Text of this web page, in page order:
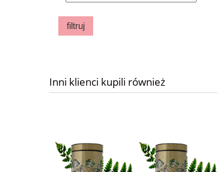
filtruj
Inni klienci kupili również